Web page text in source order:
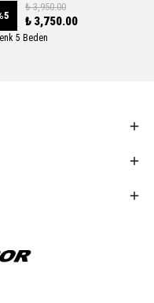
5
₺ 3,950.00
₺ 3,750.00
5 Beden